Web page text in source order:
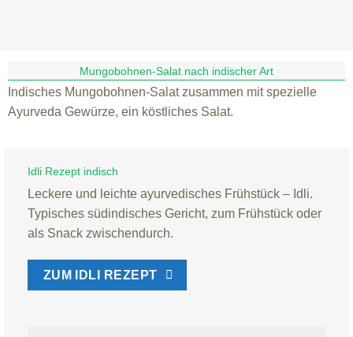
Mungobohnen-Salat nach indischer Art
Indisches Mungobohnen-Salat zusammen mit spezielle
Ayurveda Gewürze, ein köstliches Salat.
Idli Rezept indisch
Leckere und leichte ayurvedisches Frühstück – Idli.
Typisches südindisches Gericht, zum Frühstück oder
als Snack zwischendurch.
ZUM IDLI REZEPT